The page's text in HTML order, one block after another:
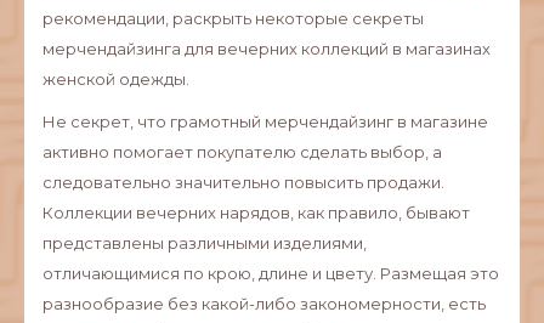
рекомендации, раскрыть некоторые секреты
мерчендайзинга для вечерних коллекций в магазинах
женской одежды.
Не секрет, что грамотный мерчендайзинг в магазине
активно помогает покупателю сделать выбор, а
следовательно значительно повысить продажи.
Коллекции вечерних нарядов, как правило, бывают
представлены различными изделиями,
отличающимися по крою, длине и цвету. Размещая это
разнообразие без какой-либо закономерности, есть